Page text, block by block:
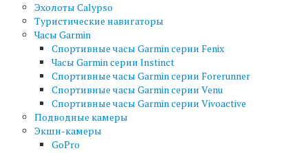
Эхолоты Calypso
Туристические навигаторы
Часы Garmin
Спортивные часы Garmin серии Fenix
Часы Garmin серии Instinct
Спортивные часы Garmin серии Forerunner
Спортивные часы Garmin серии Venu
Спортивные часы Garmin серии Vivoactive
Подводные камеры
Экшн-камеры
GoPro